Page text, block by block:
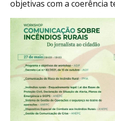
objetivas com a coerência